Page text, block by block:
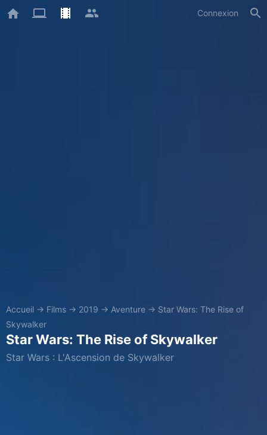
Connexion
Accueil → Films → 2019 → Aventure → Star Wars: The Rise of
Skywalker
Star Wars: The Rise of Skywalker
Star Wars : L'Ascension de Skywalker